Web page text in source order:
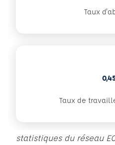
Taux
Taux de
statistiques du réseau